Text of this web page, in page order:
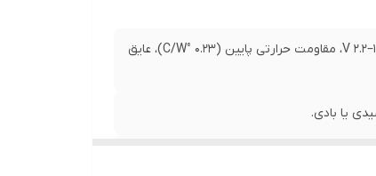
ولتاژ 600 V، جریان 200 A، دو ترانزیستور IGBT با دیود داخلی، افت ولتاژ 1.6–2.2 V، مقاومت حرارتی پایین (0.23 °C/W)، عایق